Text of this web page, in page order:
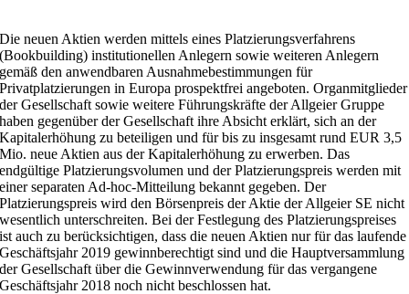
Die neuen Aktien werden mittels eines Platzierungsverfahrens
(Bookbuilding) institutionellen Anlegern sowie weiteren Anlegern
gemäß den anwendbaren Ausnahmebestimmungen für
Privatplatzierungen in Europa prospektfrei angeboten. Organmitglieder
der Gesellschaft sowie weitere Führungskräfte der Allgeier Gruppe
haben gegenüber der Gesellschaft ihre Absicht erklärt, sich an der
Kapitalerhöhung zu beteiligen und für bis zu insgesamt rund EUR 3,5
Mio. neue Aktien aus der Kapitalerhöhung zu erwerben. Das
endgültige Platzierungsvolumen und der Platzierungspreis werden mit
einer separaten Ad-hoc-Mitteilung bekannt gegeben. Der
Platzierungspreis wird den Börsenpreis der Aktie der Allgeier SE nicht
wesentlich unterschreiten. Bei der Festlegung des Platzierungspreises
ist auch zu berücksichtigen, dass die neuen Aktien nur für das laufende
Geschäftsjahr 2019 gewinnberechtigt sind und die Hauptversammlung
der Gesellschaft über die Gewinnverwendung für das vergangene
Geschäftsjahr 2018 noch nicht beschlossen hat.